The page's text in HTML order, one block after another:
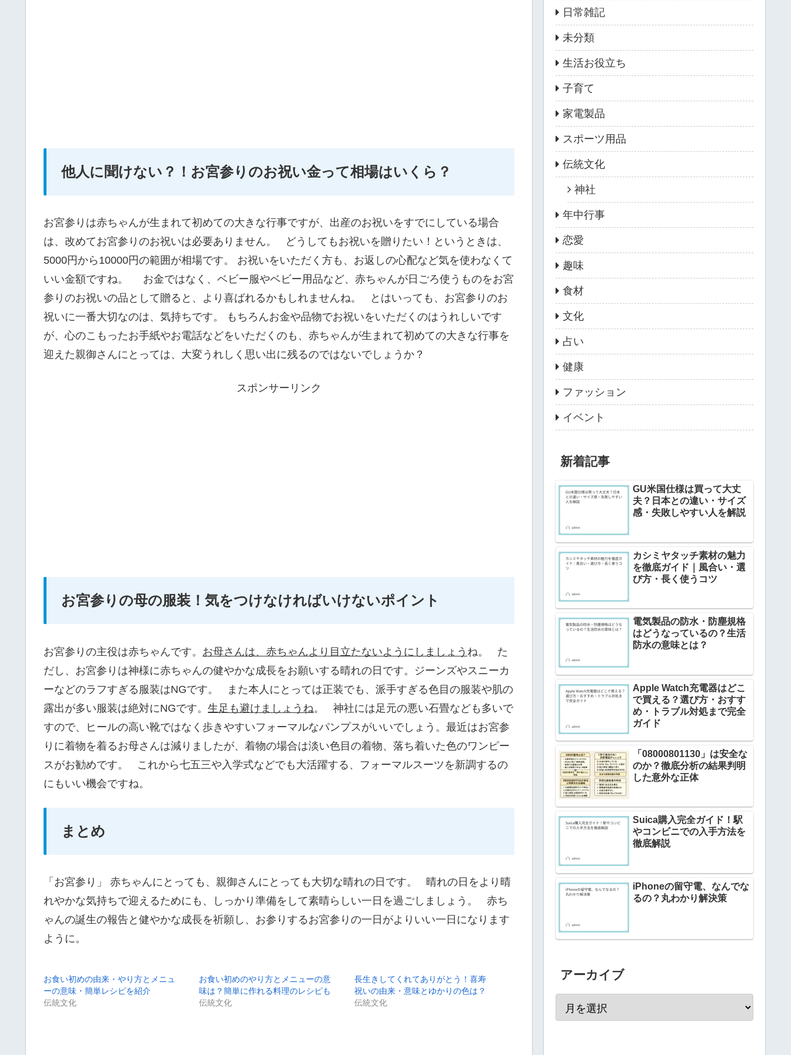
他人に聞けない？！お宮参りのお祝い金って相場はいくら？
お宮参りは赤ちゃんが生まれて初めての大きな行事ですが、出産のお祝いをすでにしている場合
は、改めてお宮参りのお祝いは必要ありません。 どうしてもお祝いを贈りたい！というときは、
5000円から10000円の範囲が相場です。 お祝いをいただく方も、お返しの心配など気を使わなくて
いい金額ですね。 お金ではなく、ベビー服やベビー用品など、赤ちゃんが日ごろ使うものをお宮
参りのお祝いの品として贈ると、より喜ばれるかもしれませんね。 とはいっても、お宮参りのお
祝いに一番大切なのは、気持ちです。 もちろんお金や品物でお祝いをいただくのはうれしいです
が、心のこもったお手紙やお電話などをいただくのも、赤ちゃんが生まれて初めての大きな行事を
迎えた親御さんにとっては、大変うれしく思い出に残るのではないでしょうか？
スポンサーリンク
お宮参りの母の服装！気をつけなければいけないポイント
お宮参りの主役は赤ちゃんです。 お母さんは、赤ちゃんより目立たないようにしましょう ね。 た
だし、お宮参りは神様に赤ちゃんの健やかな成長をお願いする晴れの日です。ジーンズやスニーカ
ーなどのラフすぎる服装はNGです。 また本人にとっては正装でも、派手すぎる色目の服装や肌の
露出が多い服装は絶対にNGです。 生足も避けましょうね。 神社には足元の悪い石畳なども多いで
すので、ヒールの高い靴ではなく歩きやすいフォーマルなパンプスがいいでしょう。最近はお宮参
りに着物を着るお母さんは減りましたが、着物の場合は淡い色目の着物、落ち着いた色のワンピー
スがお勧めです。 これから七五三や入学式などでも大活躍する、フォーマルスーツを新調するの
にもいい機会ですね。
まとめ
「お宮参り」 赤ちゃんにとっても、親御さんにとっても大切な晴れの日です。 晴れの日をより晴
れやかな気持ちで迎えるためにも、しっかり準備をして素晴らしい一日を過ごしましょう。 赤ち
ゃんの誕生の報告と健やかな成長を祈願し、お参りするお宮参りの一日がよりいい一日になります
ように。
お食い初めの由来・やり方とメニュ
ーの意味・簡単レシピを紹介
伝統文化
お食い初めのやり方とメニューの意
味は？簡単に作れる料理のレシピも
伝統文化
長生きしてくれてありがとう！喜寿
祝いの由来・意味とゆかりの色は？
伝統文化
日常雑記
未分類
生活お役立ち
子育て
家電製品
スポーツ用品
伝統文化
神社
年中行事
恋愛
趣味
食材
文化
占い
健康
ファッション
イベント
新着記事
GU米国仕様は買って大丈
夫？日本との違い・サイズ
感・失敗しやすい人を解説
カシミヤタッチ素材の魅力
を徹底ガイド｜風合い・選
び方・長く使うコツ
電気製品の防水・防塵規格
はどうなっているの？生活
防水の意味とは？
Apple Watch充電器はどこ
で買える？選び方・おすす
め・トラブル対処まで完全
ガイド
「08000801130」は安全な
のか？徹底分析の結果判明
した意外な正体
Suica購入完全ガイド！駅
やコンビニでの入手方法を
徹底解説
iPhoneの留守電、なんでな
るの？丸わかり解決策
アーカイブ